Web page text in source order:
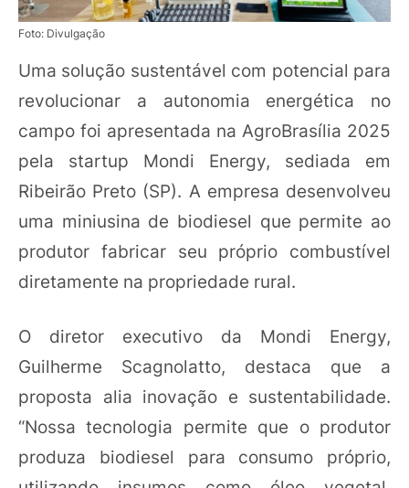
Foto: Divulgação
Uma solução sustentável com potencial para
revolucionar a autonomia energética no
campo foi apresentada na AgroBrasília 2025
pela startup Mondi Energy, sediada em
Ribeirão Preto (SP). A empresa desenvolveu
uma miniusina de biodiesel que permite ao
produtor fabricar seu próprio combustível
diretamente na propriedade rural.
O diretor executivo da Mondi Energy,
Guilherme Scagnolatto, destaca que a
proposta alia inovação e sustentabilidade.
“Nossa tecnologia permite que o produtor
produza biodiesel para consumo próprio,